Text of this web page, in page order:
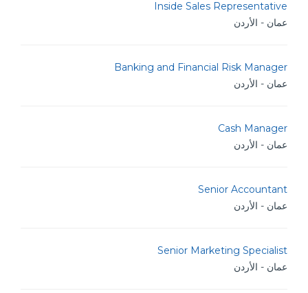
Inside Sales Representative
عمان - الأردن
Banking and Financial Risk Manager
عمان - الأردن
Cash Manager
عمان - الأردن
Senior Accountant
عمان - الأردن
Senior Marketing Specialist
عمان - الأردن